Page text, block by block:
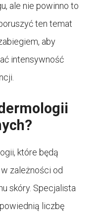
ale nie powinno to
ten temat
aby
intensywność
które będą
zależności od
skóry. Specjalista
liczbę